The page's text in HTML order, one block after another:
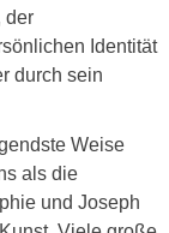
der
Identität
durch sein
Weise
als die
und Joseph